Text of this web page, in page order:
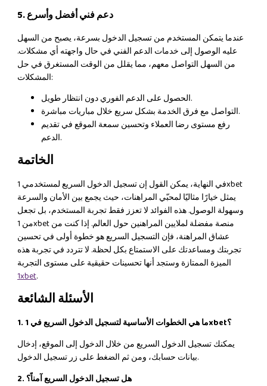
5. دعم فني أفضل وأسرع
عندما يتمكن المستخدم من تسجيل الدخول بسرعة، يصبح من السهل
عليه الوصول إلى خدمات الدعم الفني في حال واجهته أي مشكلات.
من السهل التواصل معهم، مما يقلل من الوقت المستغرق في حل
المشكلات:
الحصول على الدعم الفوري دون انتظار طويل.
التواصل مع فرق الخدمة بشكل سريع خلال مباريات مباشرة.
رفع مستوى رضا العملاء وتحسين سمعة الموقع في تقديم
الدعم.
الخاتمة
في النهاية، يمكن القول إن تسجيل الدخول السريع لمستخدمي 1xbet
يمثل خيارًا مثاليًا لمحبّي المراهنات، حيث يجمع بين الأمان والسرعة
وسهولة الوصول. هذه الفوائد لا تعزز فقط تجربة المستخدم، بل تجعل
من 1xbet منصة مفضلة لملايين المراهنين حول العالم. إذا كنت من
عشاق المراهنة، فإن التسجيل السريع هو خطوة أولى في تحسين
تجربتك ومساعدتك على الاستمتاع بكل لحظة. لا تتردد في تجربة هذه
الميزة الممتازة وستجد أنها تحسينات حقيقية على مستوى التجربة
1xbet.
الأسئلة الشائعة
1. ما هي الخطوات الأساسية لتسجيل الدخول السريع في 1xbet؟
يمكنك تسجيل الدخول السريع من خلال الدخول إلى الموقع، إدخال
بيانات حسابك، ومن ثم الضغط على زر تسجيل الدخول.
2. هل تسجيل الدخول السريع آمناً؟